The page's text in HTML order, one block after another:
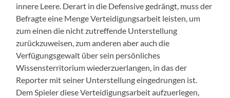
innere Leere. Derart in die Defensive gedrängt, muss der
Befragte eine Menge Verteidigungsarbeit leisten, um
zum einen die nicht zutreffende Unterstellung
zurückzuweisen, zum anderen aber auch die
Verfügungsgewalt über sein persönliches
Wissensterritorium wiederzuerlangen, in das der
Reporter mit seiner Unterstellung eingedrungen ist.
Dem Spieler diese Verteidigungsarbeit aufzuerlegen,